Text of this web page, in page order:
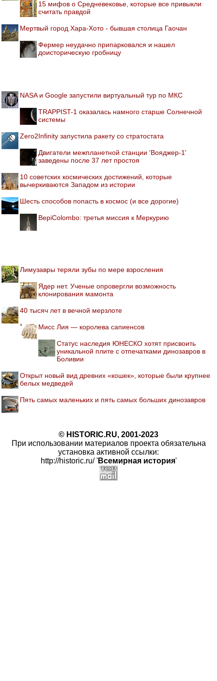
15 мифов о Средневековье, которые все привыкли
считать правдой
Мертвый город Хара-Хото - бывшая столица Гаочан
Фермер неудачно припарковался и нашел
доисторическую гробницу
NASA и Google запустили виртуальный тур по МКС
TRAPPIST-1 оказалась намного старше Солнечной
системы
Zero2Infinity запустила ракету со стратостата
Двигатели межпланетной станции 'Вояджер-1'
заведены после 37 лет простоя
10 советских космических достижений, которые
вычеркиваются Западом из истории
Шесть способов попасть в космос (и все дорогие)
BepiColombo: третья миссия к Меркурию
Лимузавры теряли зубы по мере взросления
Ядер нет. Ученые опровергли возможность
клонирования мамонта
40 тысяч лет в вечной мерзлоте
Мисс Лия — королева сапиенсов
Статус наследия ЮНЕСКО хотят присвоить
уникальной плите с отпечатками динозавров в
Боливии
Открыт новый вид древних «кошек», которые были крупнее
белых медведей
Пять самых маленьких и пять самых больших динозавров
© HISTORIC.RU, 2001-2023
При использовании материалов проекта обязательна
установка активной ссылки:
http://historic.ru/ 'Всемирная история'